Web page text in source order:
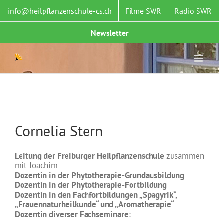
Inhalt
springen
info@heilpflanzenschule-cs.ch Filme SWR Radio SWR
Newsletter
Cornelia Stern
Leitung der Freiburger Heilpflanzenschule zusammen
mit Joachim
Dozentin in der Phytotherapie-Grundausbildung
Dozentin in der Phytotherapie-Fortbildung
Dozentin in den Fachfortbildungen „Spagyrik“,
„Frauennaturheilkunde“ und „Aromatherapie“
Dozentin diverser Fachseminare: